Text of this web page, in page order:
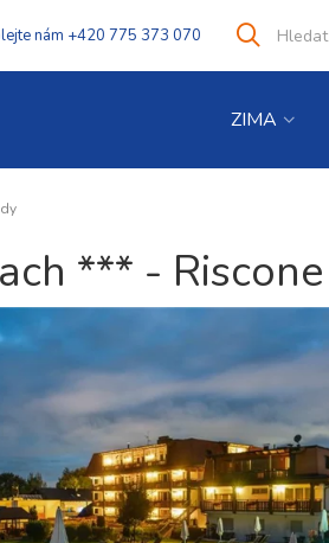
nám +420 775 373 070
co
Vyhledat
ZIMA
*** - Riscone